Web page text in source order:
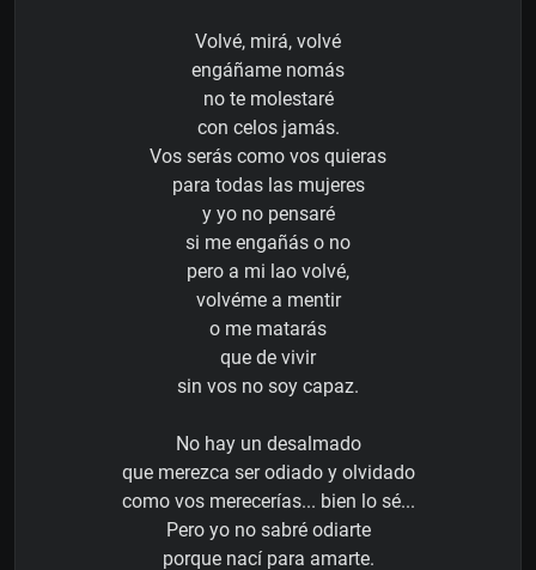
Volvé, mirá, volvé
engáñame nomás
no te molestaré
con celos jamás.
Vos serás como vos quieras
para todas las mujeres
y yo no pensaré
si me engañás o no
pero a mi lao volvé,
volvéme a mentir
o me matarás
que de vivir
sin vos no soy capaz.
No hay un desalmado
que merezca ser odiado y olvidado
como vos merecerías... bien lo sé...
Pero yo no sabré odiarte
porque nací para amarte.